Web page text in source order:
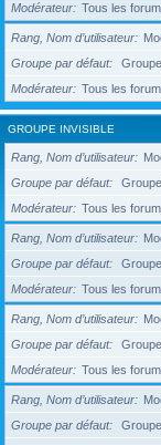
Modérateur
Tous les
Rang, Nom d’utilisateur
Groupe par défaut
Modérateur
Tous les
GROUPE INVISIBLE
Rang, Nom d’utilisateur
Groupe par défaut
Modérateur
Tous les
Rang, Nom d’utilisateur
Groupe par défaut
Modérateur
Tous les
Rang, Nom d’utilisateur
Groupe par défaut
Modérateur
Tous les
Rang, Nom d’utilisateur
Groupe par défaut